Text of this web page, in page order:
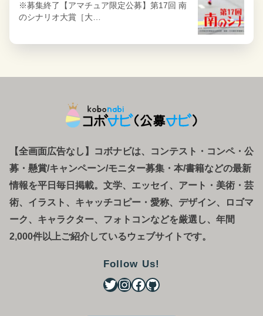
※募集終了【アマチュア限定公募】第17回 南
のシナリオ大賞［大…
【全画面広告なし】コボナビは、コンテスト・コンペ・ 公
募 ・ 懸賞/キャンペーン/モニター募集・本/書籍などの最新
情報を平日毎日掲載。文学、エッセイ、アート・美術・芸
術、イラスト、キャッチコピー・愛称、デザイン、ロゴマ
ーク、キャラクター、フォトコンなどを厳選し、年間
2,000件以上ご紹介しているウェブサイトです。
Follow Us!